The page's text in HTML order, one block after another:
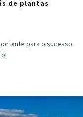
de plantas
para o sucesso